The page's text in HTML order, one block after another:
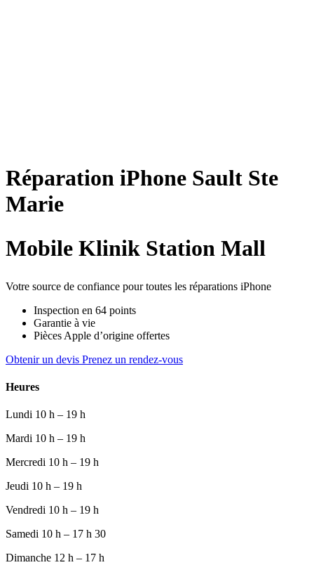
Réparation iPhone Sault Ste
Marie
Mobile Klinik Station Mall
Votre source de confiance pour toutes les réparations iPhone
Inspection en 64 points
Garantie à vie
Pièces Apple d’origine offertes
Obtenir un devis Prenez un rendez-vous
Heures
Lundi 10 h – 19 h
Mardi 10 h – 19 h
Mercredi 10 h – 19 h
Jeudi 10 h – 19 h
Vendredi 10 h – 19 h
Samedi 10 h – 17 h 30
Dimanche 12 h – 17 h